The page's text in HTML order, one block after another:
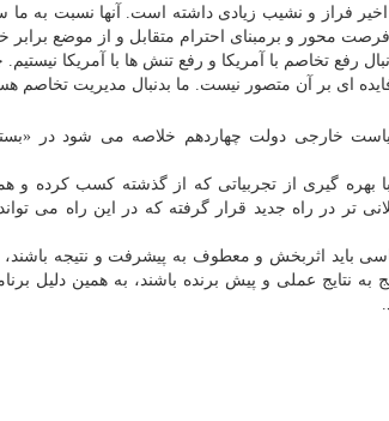
اخیر فراز و نشیب زیادی داشته است. آنها نسبت به
فرصت محور و برمبنای احترام متقابل و از موضع برابر
رفع تخاصم با آمریکا و رفع تنش ها با آمریکا
ای بر آن متصور نیست. ما بدنبال مدیریت تخاصم
خارجی دولت چهاردهم خلاصه می شود در
گیری از تجربیاتی که از گذشته کسب کرده و
تر در راه جدید قرار گرفته که در این راه می
باید اثربخش و معطوف به پیشرفت و نتیجه
نتایج عملی و پیش برنده باشند، به همین دلیل